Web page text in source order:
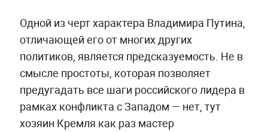
Одной из черт характера Владимира Путина,
отличающей его от многих других
политиков, является предсказуемость. Не в
смысле простоты, которая позволяет
предугадать все шаги российского лидера в
рамках конфликта с Западом — нет, тут
хозяин Кремля как раз мастер